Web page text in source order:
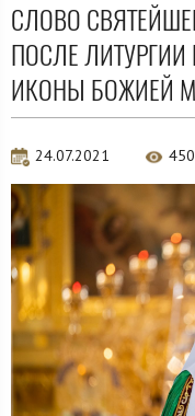
СЛОВО
ПОСЛЕ
ИКОНЫ БОЖИЕЙ
24.07.2021